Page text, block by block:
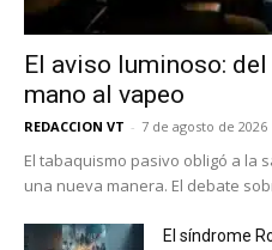
Suscríbete a
recibe todas las
reducción de daños
electrónico.
Subscribe to our
receive all the
El aviso luminoso:
mano al vapeo
REDACCION VT - 7 de agosto de 2026
El tabaquismo pasivo obligó a la
una nueva manera. El debate
El síndrome